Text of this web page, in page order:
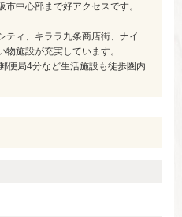
中心部まで好アクセスです。
ティ、キララ九条商店街、ナイ
施設が充実しています。
便局4分など生活施設も徒歩圏内